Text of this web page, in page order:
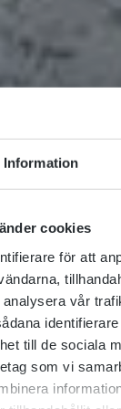
Information
cookies
för att
vår
till de sociala
som vi